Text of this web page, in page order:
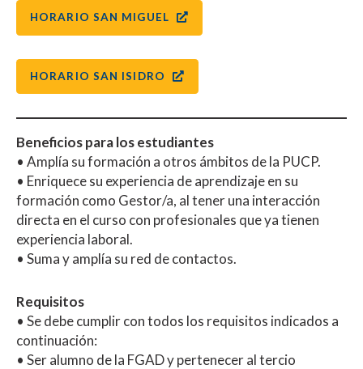
HORARIO SAN MIGUEL
HORARIO SAN ISIDRO
Beneficios para los estudiantes
• Amplía su formación a otros ámbitos de la PUCP.
• Enriquece su experiencia de aprendizaje en su
formación como Gestor/a, al tener una interacción
directa en el curso con profesionales que ya tienen
experiencia laboral.
• Suma y amplía su red de contactos.
Requisitos
• Se debe cumplir con todos los requisitos indicados a
continuación:
• Ser alumno de la FGAD y pertenecer al tercio